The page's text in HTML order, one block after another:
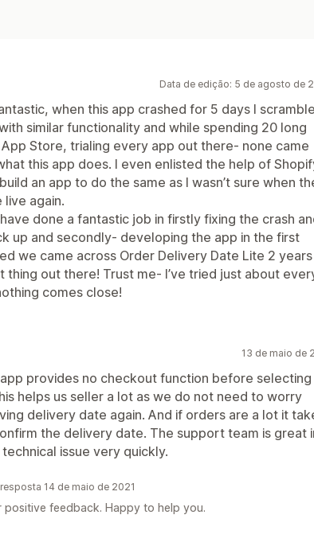
Data de edição: 5 de agosto de
when this app crashed for 5 days I
similar functionality and while spending 20 long
Store, trialing every app out there- none came
this app does. I even enlisted the help of
an app to do the same as I wasn’t sure when
live again.
done a fantastic job in firstly fixing the crash
up and secondly- developing the app in the first
we came across Order Delivery Date Lite 2 years
thing out there! Trust me- I’ve tried just about
comes close!
13 de maio de
provides no checkout function before selecting
helps us seller a lot as we do not need to worry
delivery date again. And if orders are a lot it
the delivery date. The support team is great
issue very quickly.
14 de maio de 2021
feedback. Happy to help you.